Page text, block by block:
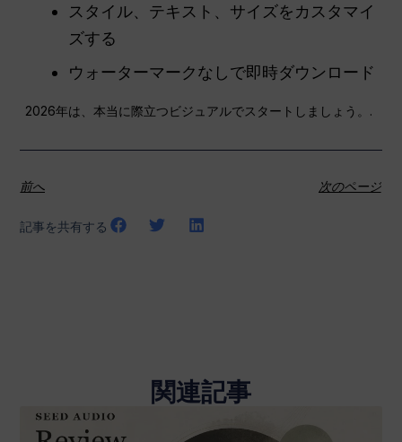
スタイル、テキスト、サイズをカスタマイ
ズする
ウォーターマークなしで即時ダウンロード
2026年は、本当に際立つビジュアルでスタートしましょう。.
前へ 次のページ
記事を共有する
関連記事